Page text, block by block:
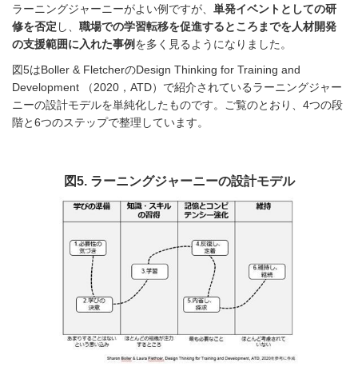
ラーニングジャーニーがよい例ですが、 単発イベントとしての研
修を否定 し、 職場での学習転移を促進するところまでを人材開発
の支援範囲に入れた事例を多く見るようになりました。
図5はBoller & FletcherのDesign Thinking for Training and
Development （2020，ATD）で紹介されているラーニングジャー
ニーの設計モデルを単純化したものです。ご覧のとおり、4つの段
階と6つのステップで整理しています。
図5. ラーニングジャーニーの設計モデル